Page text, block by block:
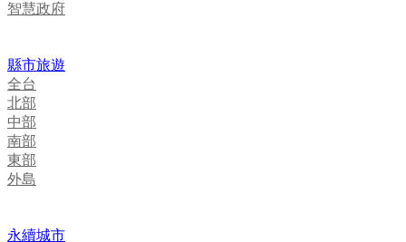
智慧政府
縣市旅遊
全台
北部
中部
南部
東部
外島
永續城市